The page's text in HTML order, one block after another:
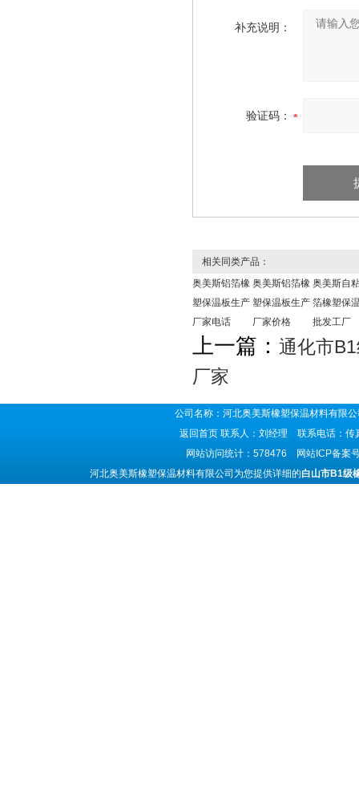
补充说明：
验证码：
相关同类产品：
奥美斯铝箔橡
塑保温板生产
厂家电话
奥美斯铝箔橡
塑保温板生产
厂家价格
奥美斯自
箔橡塑保
批发工厂
上一篇： 通化市
厂家
公司名称：河北奥美斯橡塑保温材料有
返回首页 联系人：刘经理 联系电话：
网站访问统计：578476 网站ICP备案
河北奥美斯橡塑保温材料有限公司为您提供详细的白山市B1级